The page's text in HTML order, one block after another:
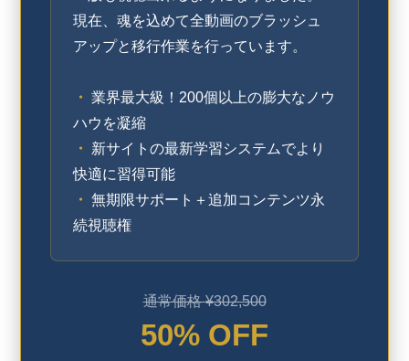
現在、魂を込めて全動画のブラッシュ
アップと移行作業を行っています。
・ 業界最大級！200個以上の膨大なノウ
ハウを凝縮
・
新サイトの最新学習システムでより
快適に習得可能
・ 無期限サポート＋追加コンテンツ永
続視聴権
通常価格 ¥302,500
50% OFF